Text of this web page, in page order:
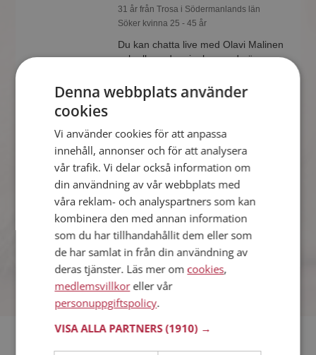
31 år från Trosa i Södermanlands län
Söker kvinna 25 - 45 år
Du kan chatta live med Olavi Malinen
och alla andra singlar om du är
medlem fort och enkelt.
28 år från Trosa i Södermanlands län
Söker kvinna 20 - 33 år
Visst verkar denna singel trevlig? Det
tar en minut att bli medlem på
Mötesplatsen, sen kan du lära dig allt
om Ferry.
Denna webbplats använder
cookies
Vi använder cookies för att anpassa
innehåll, annonser och för att analysera
vår trafik. Vi delar också information om
din användning av vår webbplats med
våra reklam- och analyspartners som kan
kombinera den med annan information
som du har tillhandahållit dem eller som
de har samlat in från din användning av
deras tjänster. Läs mer om cookies,
medlemsvillkoreller vår
personuppgiftspolicy.
VISA ALLA PARTNERS(1910) →